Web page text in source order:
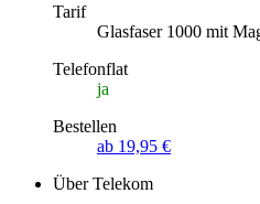
Tarif
Glasfaser 1000 mit
Telefonflat
ja
Bestellen
ab 19,95 €
Über Telekom